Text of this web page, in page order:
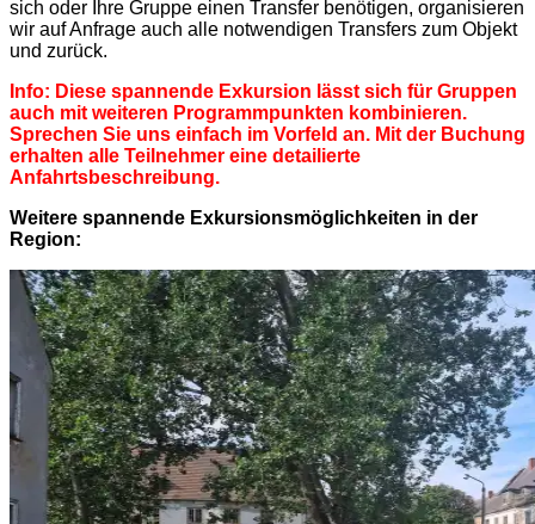
sich oder Ihre Gruppe einen Transfer benötigen, organisieren
wir auf Anfrage auch alle notwendigen Transfers zum Objekt
und zurück.
Info: Diese spannende Exkursion lässt sich für Gruppen
auch mit weiteren Programmpunkten kombinieren.
Sprechen Sie uns einfach im Vorfeld an. Mit der Buchung
erhalten alle Teilnehmer eine detailierte
Anfahrtsbeschreibung.
Weitere spannende Exkursionsmöglichkeiten in der
Region: